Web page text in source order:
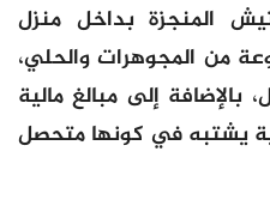
المنجزة بداخل منزل
من المجوهرات والحلي،
إلى مبالغ مالية
يشتبه في كونها متحصل